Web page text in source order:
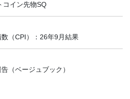
コイン先物SQ
（CPI）：26年9月結果
（ベージュブック）